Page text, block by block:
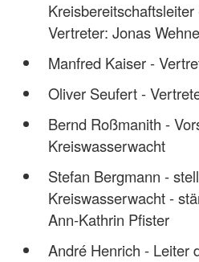
Vertreter: Jonas
Manfred Kaiser -
Oliver Seufert -
Bernd Roßmanith -
Kreiswasserwacht
Stefan Bergmann -
Kreiswasserwacht -
Ann-Kathrin Pfister
André Henrich - Leiter